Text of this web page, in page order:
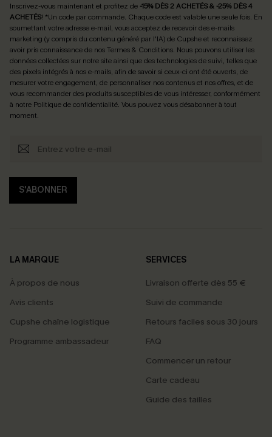
Inscrivez-vous maintenant et profitez de -15% DÈS 2 ACHETÉS & -25% DÈS 4
ACHETÉS! *Un code par commande. Chaque code est valable une seule fois. En
soumettant votre adresse e-mail, vous acceptez de recevoir des e-mails
marketing (y compris du contenu généré par l'IA) de Cupshe et reconnaissez
avoir pris connaissance de nosTermes & Conditions. Nous pouvons utiliser les
données collectées sur notre site ainsi que des technologies de suivi, telles que
des pixels intégrés à nos e-mails, afin de savoir si ceux-ci ont été ouverts, de
mesurer votre engagement, de personnaliser nos contenus et nos offres, et de
vous recommander des produits susceptibles de vous intéresser, conformément
à notre Politique de confidentialité. Vous pouvez vous désabonner à tout
moment.
S'ABONNER
LA MARQUE
À propos de nous
Avis clients
Cupshe chaîne logistique
Programme ambassadeur
SERVICES
Livraison offerte dès 55 €
Suivi de commande
Retours faciles sous 30 jours
FAQ
Commencer un retour
Carte cadeau
Guide des tailles